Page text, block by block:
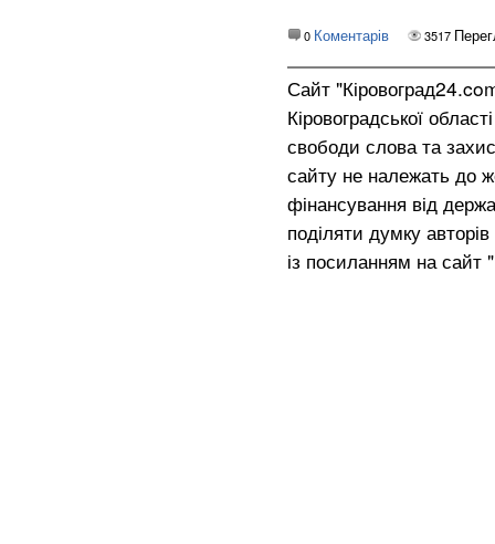
0 Коментарів 3517
Сайт
Кіровоградської
свободи слова та
сайту не належать до
фінансування від
поділяти думку
із посиланням на сайт